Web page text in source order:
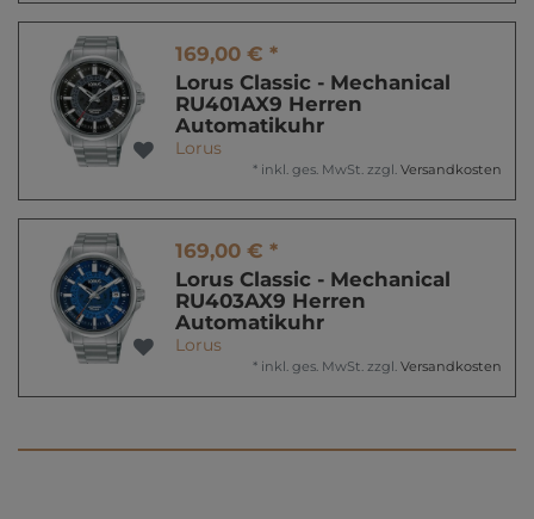
169,00 € *
Lorus Classic - Mechanical
RU401AX9 Herren
Automatikuhr
Lorus
* inkl. ges. MwSt. zzgl. Versandkosten
169,00 € *
Lorus Classic - Mechanical
RU403AX9 Herren
Automatikuhr
Lorus
* inkl. ges. MwSt. zzgl. Versandkosten